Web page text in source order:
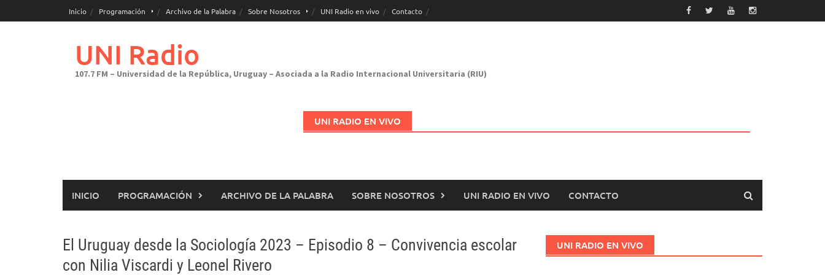
al
Inicio Programación Archivo de la Palabra Sobre Nosotros UNI Radio en vivo Contacto
UNI Radio
107.7 FM – Universidad de la República, Uruguay – Asociada a la Radio Internacional Universitaria (RIU)
UNI RADIO EN VIVO
INICIO PROGRAMACIÓN ARCHIVO DE LA PALABRA SOBRE NOSOTROS UNI RADIO EN VIVO CONTACTO
El Uruguay desde la Sociología 2023 – Episodio 8 – Convivencia escolar
con Nilia Viscardi y Leonel Rivero
UNI RADIO EN VIVO